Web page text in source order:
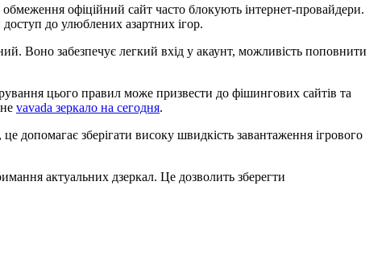
офіційний сайт часто блокують інтернет-провайдери.
до улюблених азартних ігор.
Воно забезпечує легкий вхід у акаунт, можливість поповнити
цього правил може призвести до фішингових сайтів та
vavada зеркало на сегодня.
допомагає зберігати високу швидкість завантаження ігрового
актуальних дзеркал. Це дозволить зберегти